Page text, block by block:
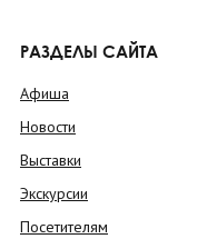
РАЗДЕЛЫ САЙТА
Афиша
Новости
Выставки
Экскурсии
Посетителям